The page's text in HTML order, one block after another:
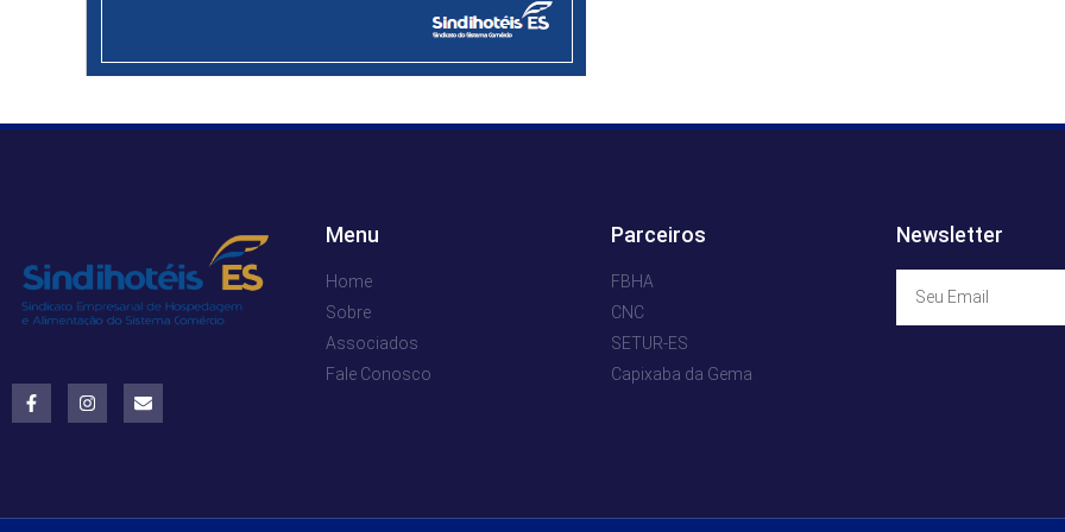
Menu
Home
Sobre
Associados
Fale Conosco
Parceiros
FBHA
CNC
SETUR-ES
Capixaba da Gema
Newsletter